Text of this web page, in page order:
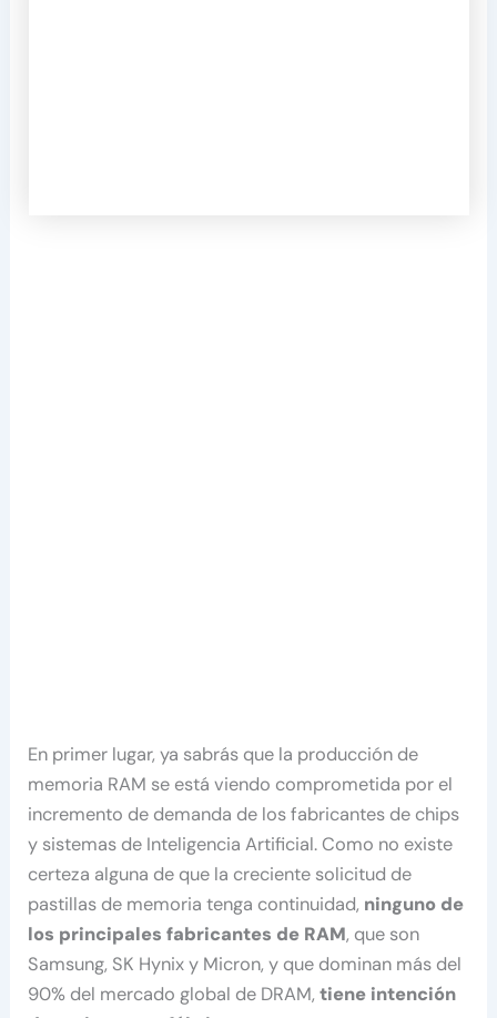
En primer lugar, ya sabrás que la producción de
memoria RAM se está viendo comprometida por el
incremento de demanda de los fabricantes de chips
y sistemas de Inteligencia Artificial. Como no existe
certeza alguna de que la creciente solicitud de
pastillas de memoria tenga continuidad, ninguno de
los principales fabricantes de RAM, que son
Samsung, SK Hynix y Micron, y que dominan más del
90% del mercado global de DRAM,tiene intención